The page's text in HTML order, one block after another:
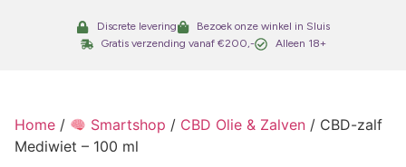
Discrete levering
Bezoek onze winkel in Sluis
Gratis verzending vanaf €200,-
Alleen 18+
Home / Smartshop / CBD Olie & Zalven / CBD-zalf
Mediwiet – 100 ml